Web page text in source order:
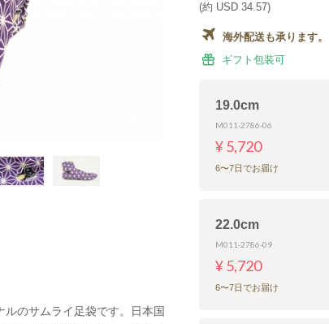
のサムライ足袋です。日本国
(約 USD 34.57)
海外配送も承ります。
ギフト包装可
19.0cm
M011-2786-06
¥ 5,720
6〜7日でお届け
22.0cm
M011-2786-09
¥ 5,720
6〜7日でお届け